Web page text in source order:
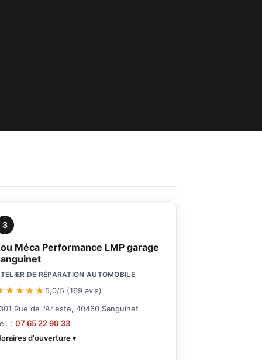
3
Méca Performance LMP garage
DE RÉPARATION AUTOMOBILE
5,0/5 (169 avis)
Rue de l'Arieste, 40460 Sanguinet
:07 65 22 90 33
d'ouverture